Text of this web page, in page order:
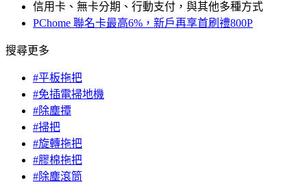
信用卡、無卡分期、行動支付，與其他多種方式
PChome 聯名卡最高6%，新戶再享首刷禮800P
搜尋更多
#平板拖把
#免插電掃地機
#除塵撢
#掃把
#旋轉拖把
#膠棉拖把
#除塵滾筒